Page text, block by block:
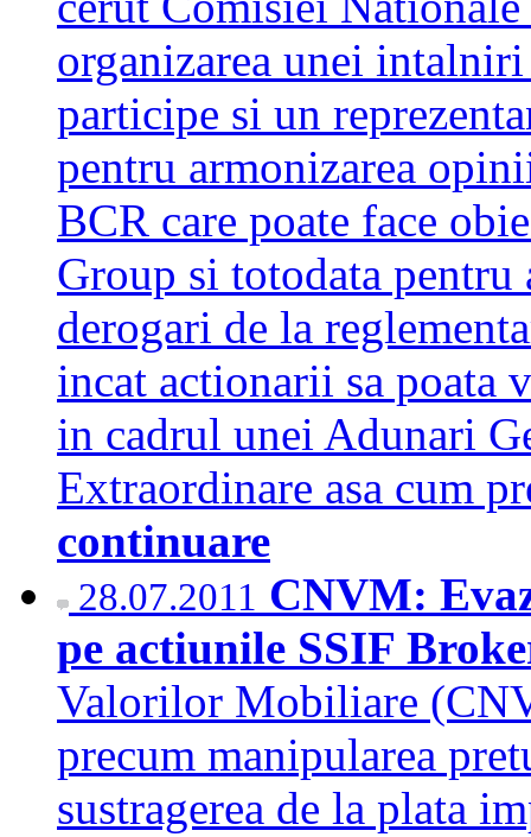
organizarea unei
participe si un
pentru armonizarea
BCR care poate face
Group si totodata
derogari de la
incat actionarii sa poata
in cadrul unei Adunari
Extraordinare asa cum
continuare
28.07.2011 CNVM:
pe actiunile SSIF
Valorilor Mobiliare
precum manipularea
sustragerea de la plata